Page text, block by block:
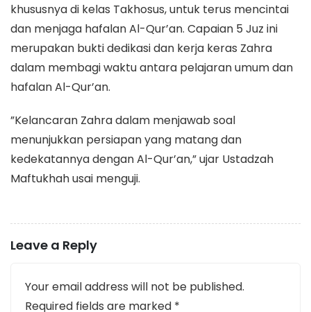
khususnya di kelas Takhosus, untuk terus mencintai
dan menjaga hafalan Al-Qur’an. Capaian 5 Juz ini
merupakan bukti dedikasi dan kerja keras Zahra
dalam membagi waktu antara pelajaran umum dan
hafalan Al-Qur’an.
​”Kelancaran Zahra dalam menjawab soal
menunjukkan persiapan yang matang dan
kedekatannya dengan Al-Qur’an,” ujar Ustadzah
Maftukhah usai menguji.
Leave a Reply
Your email address will not be published.
Required fields are marked *